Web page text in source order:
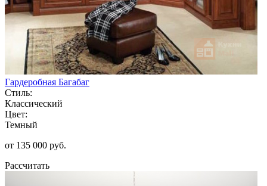
Гардеробная Багабаг
Стиль:
Классический
Цвет:
Темный
от 135 000 руб.
Рассчитать